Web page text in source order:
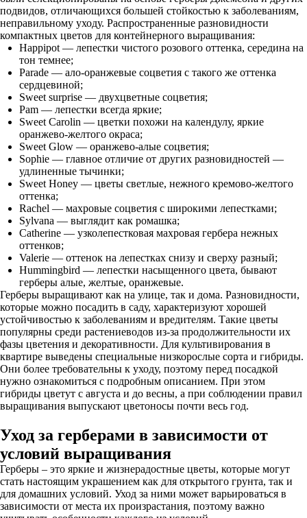
подвидов, отличающихся большей стойкостью к заболеваниям,
неправильному уходу. Распространенные разновидности
компактных цветов для контейнерного выращивания:
Happipot — лепестки чистого розового оттенка, середина на
тон темнее;
Parade — ало-оранжевые соцветия с такого же оттенка
сердцевиной;
Sweet surprise — двухцветные соцветия;
Pam — лепестки всегда яркие;
Sweet Carolin — цветки похожи на календулу, яркие
оранжево-желтого окраса;
Sweet Glow — оранжево-алые соцветия;
Sophie — главное отличие от других разновидностей —
удлиненные тычинки;
Sweet Honey — цветы светлые, нежного кремово-желтого
оттенка;
Rachel — махровые соцветия с широкими лепестками;
Sylvana — выглядит как ромашка;
Catherine — узколепестковая махровая гербера нежных
оттенков;
Valerie — оттенок на лепестках снизу и сверху разный;
Hummingbird — лепестки насыщенного цвета, бывают
герберы алые, желтые, оранжевые.
Герберы выращивают как на улице, так и дома. Разновидности,
которые можно посадить в саду, характеризуют хорошей
устойчивостью к заболеваниям и вредителям. Такие цветы
популярны среди растениеводов из-за продолжительности их
фазы цветения и декоративности. Для культивирования в
квартире выведены специальные низкорослые сорта и гибриды.
Они более требовательны к уходу, поэтому перед посадкой
нужно ознакомиться с подробным описанием. При этом
гибриды цветут с августа и до весны, а при соблюдении правил
выращивания выпускают цветоносы почти весь год.
Уход за герберами в зависимости от
условий выращивания
Герберы – это яркие и жизнерадостные цветы, которые могут
стать настоящим украшением как для открытого грунта, так и
для домашних условий. Уход за ними может варьироваться в
зависимости от места их произрастания, поэтому важно